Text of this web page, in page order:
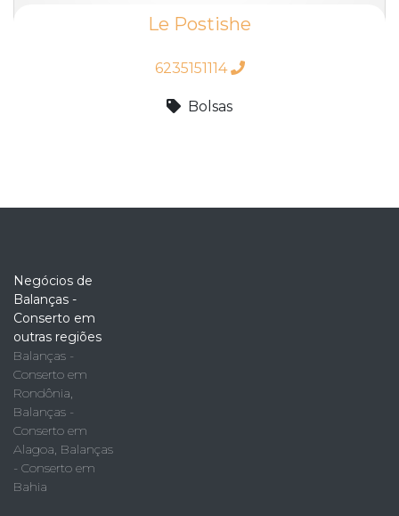
Le Postishe
6235151114
Bolsas
Negócios de
Balanças -
Conserto em
outras regiões
Balanças -
Conserto em
Rondônia,
Balanças -
Conserto em
Alagoa, Balanças
- Conserto em
Bahia